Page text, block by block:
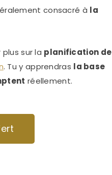
consacré à la
sur la planification de
. Tu y apprendras la base
réellement.